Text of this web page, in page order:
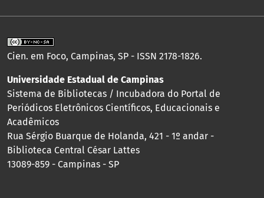
Cien. em Foco, Campinas, SP - ISSN 2178-1826.
Universidade Estadual de Campinas
Sistema de Bibliotecas / Incubadora do Portal de
Periódicos Eletrônicos Científicos, Educacionais e
Acadêmicos
Rua Sérgio Buarque de Holanda, 421 - 1º andar -
Biblioteca Central César Lattes
13089-859 - Campinas - SP